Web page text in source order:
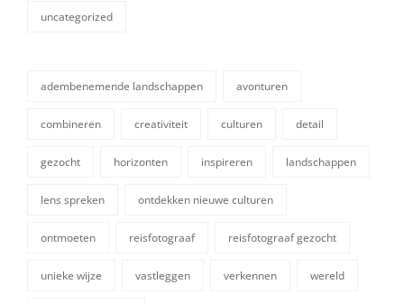
categorieën
uncategorized
adembenemende landschappen avonturen
combineren creativiteit culturen detail
gezocht horizonten inspireren landschappen
lens spreken ontdekken nieuwe culturen
ontmoeten reisfotograaf reisfotograaf gezocht
unieke wijze vastleggen verkennen wereld